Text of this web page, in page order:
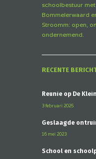
schoolbestuur
Bommelerwaard
Stroomm: open,
ondernemend.
RECENTE
Reünie op De
3 februari 2025
Geslaagde
16 mei 2023
School en